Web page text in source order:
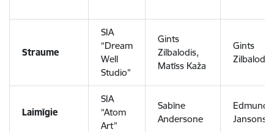
Straume
SIA
“Dream
Well
Studio”
Gints
Zilbalodis,
Matīss Kaža
Gints
Zilbalodis
Laimīgie
SIA
“Atom
Art”
Sabīne
Andersone
Edmunds
Jansons